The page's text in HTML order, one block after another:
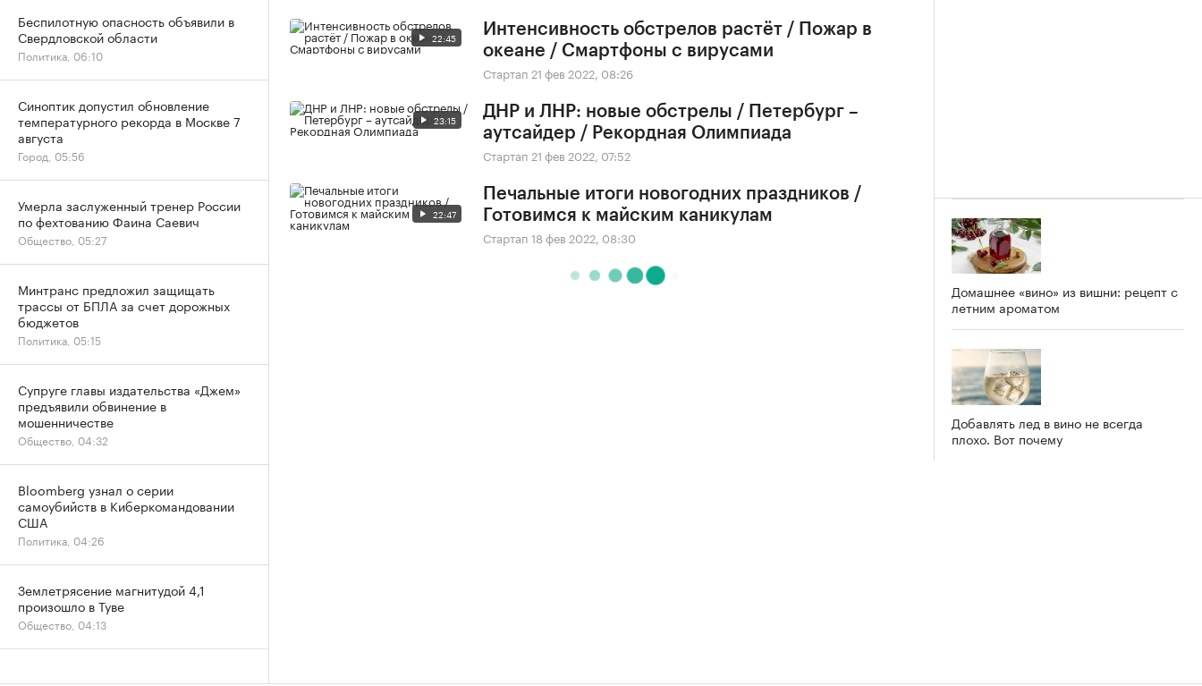
22:45
Интенсивность обстрелов растёт / Пожар в
океане / Смартфоны с вирусами
Стартап 21 фев 2022, 08:26
23:15
ДНР и ЛНР: новые обстрелы / Петербург –
аутсайдер / Рекордная Олимпиада
Стартап 21 фев 2022, 07:52
22:47
Печальные итоги новогодних праздников /
Готовимся к майским каникулам
Стартап 18 фев 2022, 08:30
Домашнее «вино» из вишни: рецепт с
летним ароматом
Добавлять лед в вино не всегда
плохо. Вот почему
Беспилотную опасность объявили в
Свердловской области
Политика, 06:10
Синоптик допустил обновление
температурного рекорда в Москве 7
августа
Город, 05:56
Умерла заслуженный тренер России
по фехтованию Фаина Саевич
Общество, 05:27
Минтранс предложил защищать
трассы от БПЛА за счет дорожных
бюджетов
Политика, 05:15
Супруге главы издательства «Джем»
предъявили обвинение в
мошенничестве
Общество, 04:32
Bloomberg узнал о серии
самоубийств в Киберкомандовании
США
Политика, 04:26
Землетрясение магнитудой 4,1
произошло в Туве
Общество, 04:13